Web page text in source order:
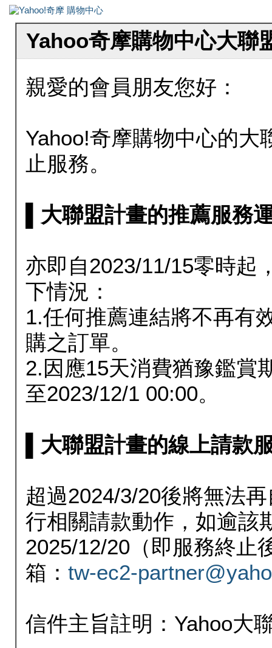
Yahoo奇摩購物中心大聯
親愛的會員朋友您好：
Yahoo!奇摩購物中心的大
止服務。
▌大聯盟計畫的推薦服務
亦即自2023/11/15零時起
下情況：
1.任何推薦連結將不再有
購之訂單。
2.因應15天消費猶豫鑑賞
至2023/12/1 00:00。
▌大聯盟計畫的線上請款
超過2024/3/20後將無法
行相關請款動作，如逾該
2025/12/20（即服務終止
箱： tw-ec2-
信件主旨註明：Yahoo大